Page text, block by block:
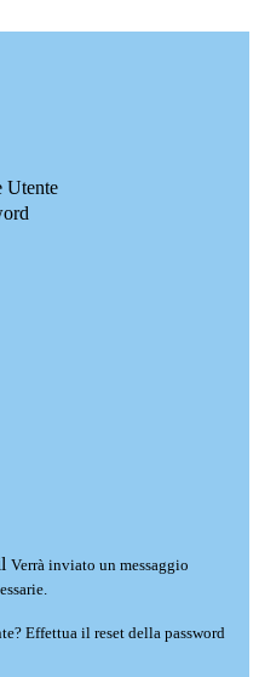
Utente
Verrà inviato un messaggio
Effettua il reset della password